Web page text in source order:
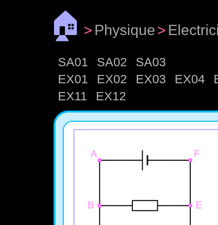
🏠 > Physique>
SA01 SA02
SA03
EX01
EX02 EX03 EX04
EX11
EX12